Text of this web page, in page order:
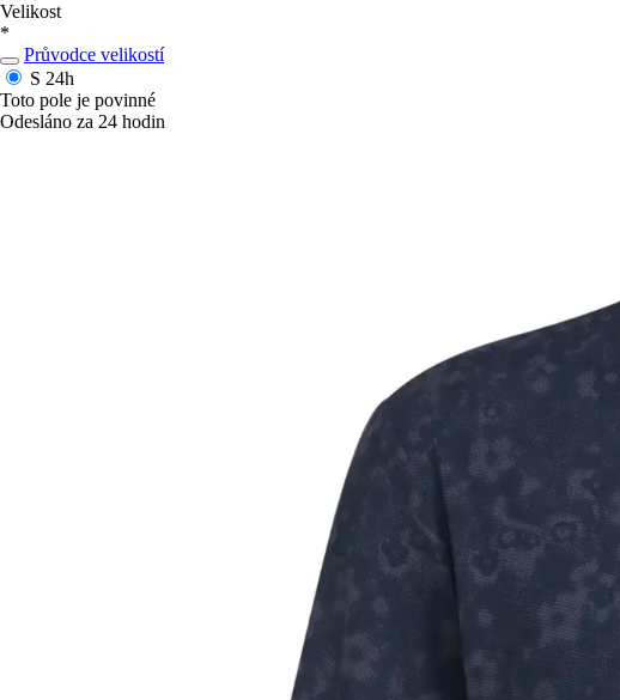
Velikost
*
Průvodce velikostí
S 24h
Toto pole je povinné
Odesláno za 24 hodin